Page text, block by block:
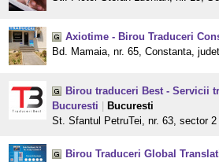
Axiotime - Birou Traduceri
Bd. Mamaia, nr. 65, Constanta,
Birou traduceri Best - Servicii
Bucuresti
Bucuresti
St. Sfantul PetruTei, nr. 63, sector 2
Birou Traduceri Global